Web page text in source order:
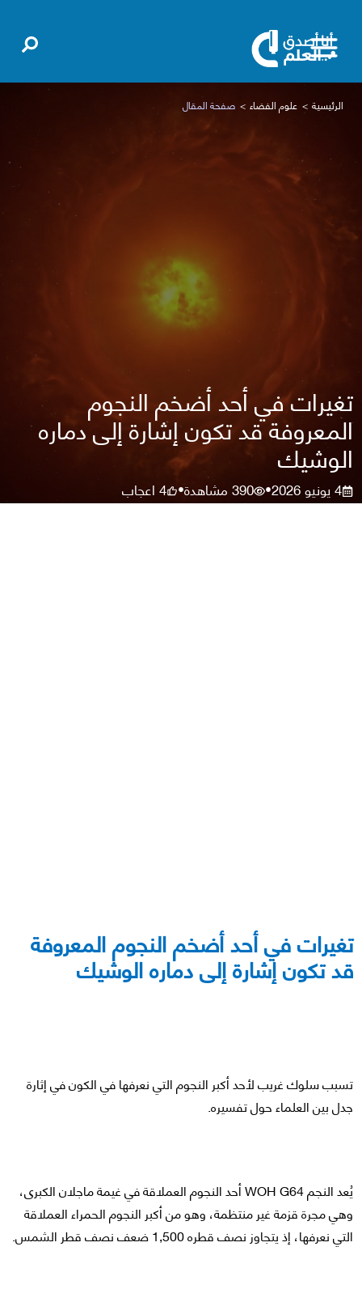
الرئيسية علوم الفضاء صفحة المقال
تغيرات في أحد أضخم النجوم
المعروفة قد تكون إشارة إلى دماره
الوشيك
4 يونيو 2026 •
390مشاهدة•
4اعجاب
تغيرات في أحد أضخم النجوم المعروفة
قد تكون إشارة إلى دماره الوشيك
تسبب سلوك غريب لأحد أكبر النجوم التي نعرفها في الكون في إثارة
جدل بين العلماء حول تفسيره.
يُعد النجم WOH G64 أحد النجوم العملاقة في غيمة ماجلان الكبرى،
وهي مجرة قزمة غير منتظمة، وهو من أكبر النجوم الحمراء العملاقة
التي نعرفها، إذ يتجاوز نصف قطره 1,500 ضعف نصف قطر الشمس.